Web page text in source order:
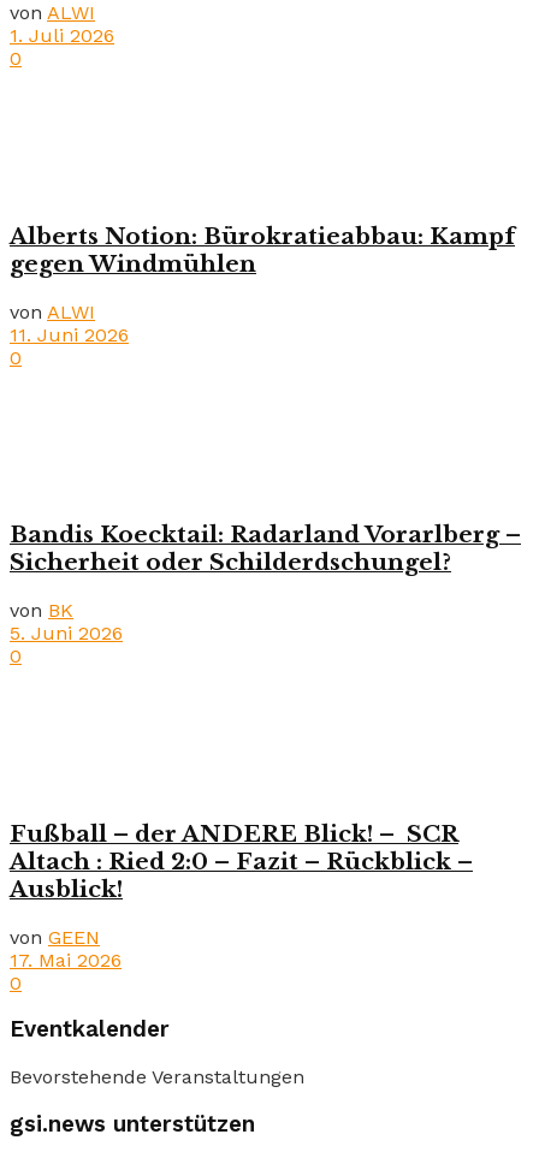
von ALWI
1. Juli 2026
0
Alberts Notion: Bürokratieabbau: Kampf
gegen Windmühlen
von ALWI
11. Juni 2026
0
Bandis Koecktail: Radarland Vorarlberg –
Sicherheit oder Schilderdschungel?
von BK
5. Juni 2026
0
Fußball – der ANDERE Blick! – SCR
Altach : Ried 2:0 – Fazit – Rückblick –
Ausblick!
von GEEN
17. Mai 2026
0
Eventkalender
Bevorstehende Veranstaltungen
gsi.news unterstützen